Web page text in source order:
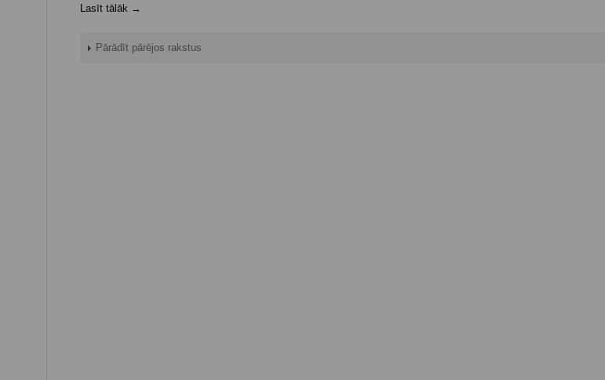
Lasīt tālāk →
Pārādīt pārējos rakstus